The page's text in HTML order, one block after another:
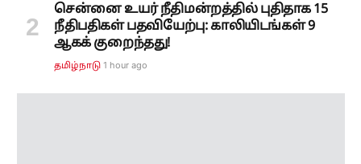
சென்னை உயர் நீதிமன்றத்தில் புதிதாக 15
நீதிபதிகள் பதவியேற்பு: காலியிடங்கள் 9
ஆகக் குறைந்தது!
தமிழ்நாடு 1 hour ago